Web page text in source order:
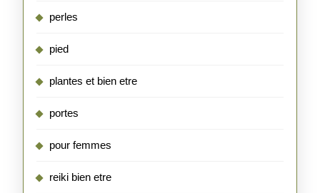
perles
pied
plantes et bien etre
portes
pour femmes
reiki bien etre